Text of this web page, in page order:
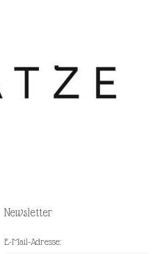
Newsletter
E-Mail-Adresse: